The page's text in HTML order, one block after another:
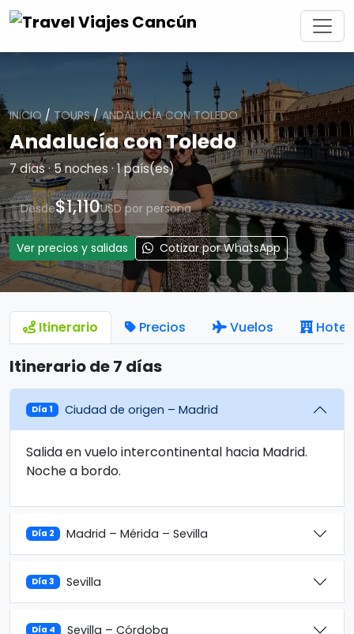
INICIO / TOURS/ANDALUCÍA CON TOLEDO
Andalucía con Toledo
7 días · 5 noches · 1 país(es)
Desde$1,110USD por persona
Ver precios y salidas Cotizar por WhatsApp
Itinerario Precios Vuelos
Itinerario de 7 días
Día 1 Ciudad de origen – Madrid
Salida en vuelo intercontinental hacia Madrid.
Noche a bordo.
Día 2 Madrid – Mérida – Sevilla
Día 3 Sevilla
Día 4 Sevilla – Córdoba